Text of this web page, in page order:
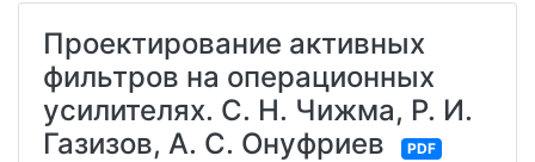
Проектирование активных
фильтров на операционных
усилителях. С. Н. Чижма, Р. И.
Газизов, А. С. Онуфриев
PDF